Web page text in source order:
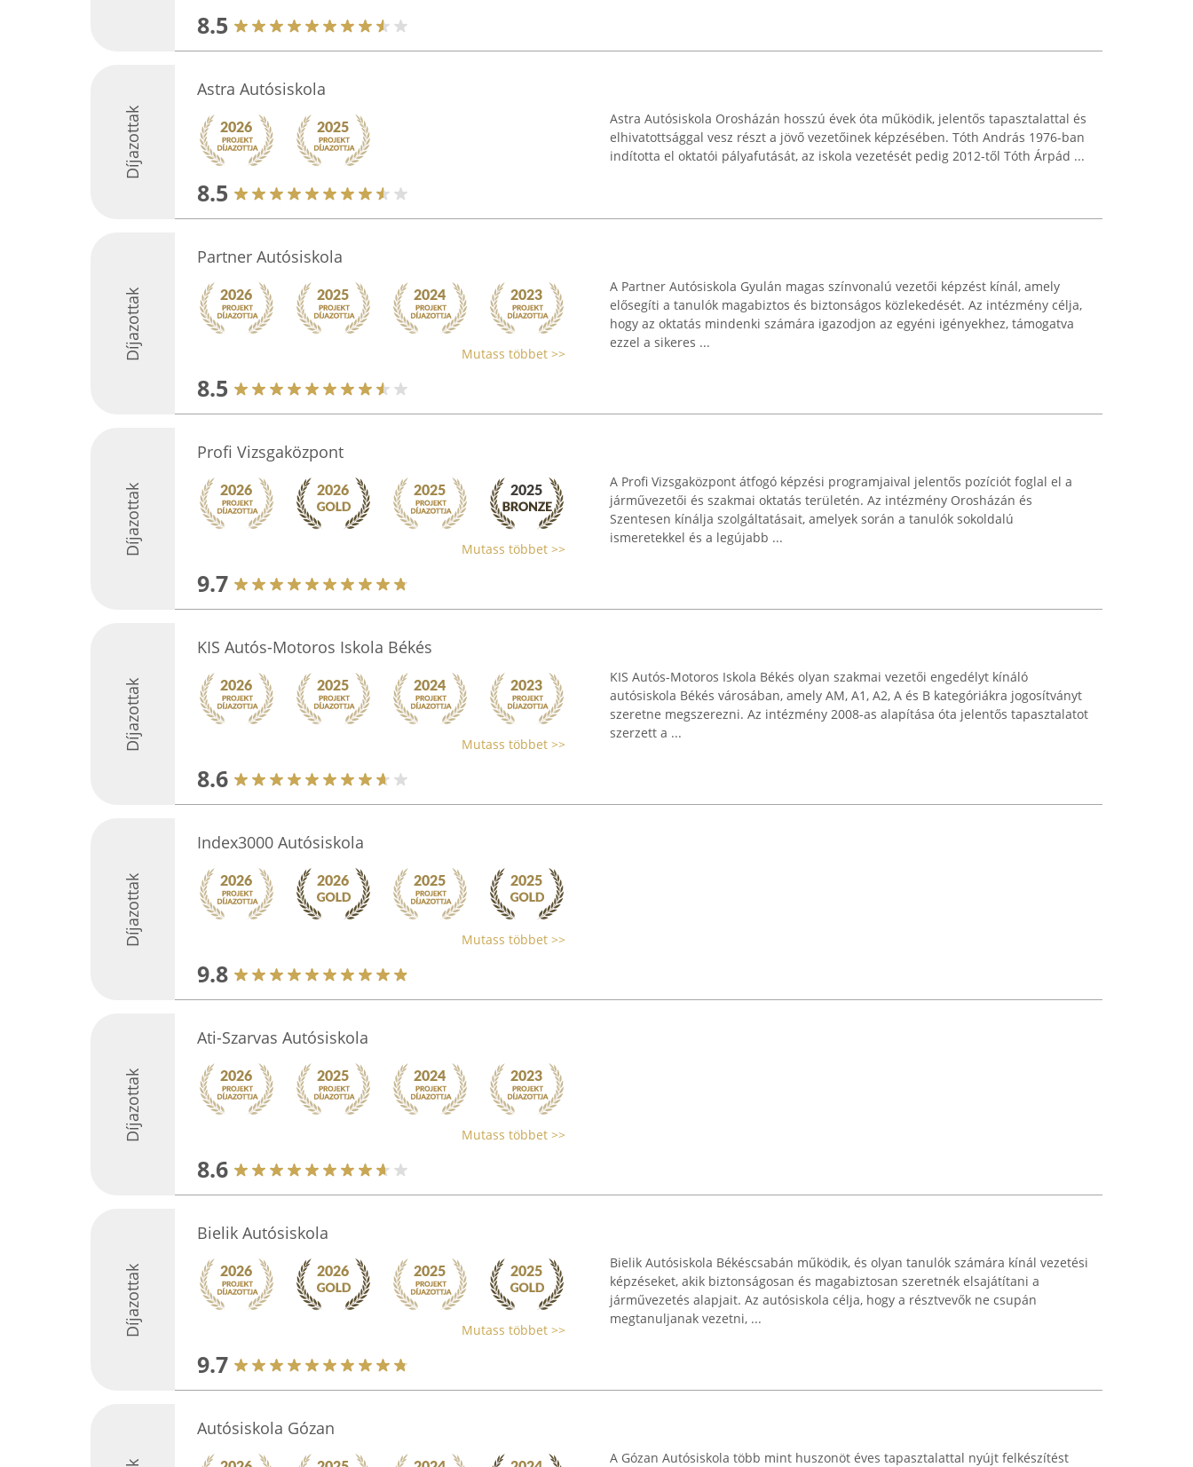
8.5
Díjazottak
Astra Autósiskola
8.5
Astra Autósiskola Orosházán hosszú évek óta működik, jelentős tapasztalattal és
elhivatottsággal vesz részt a jövő vezetőinek képzésében. Tóth András 1976-ban
indította el oktatói pályafutását, az iskola vezetését pedig 2012-től Tóth Árpád ...
Díjazottak
Partner Autósiskola
Mutass többet >>
8.5
A Partner Autósiskola Gyulán magas színvonalú vezetői képzést kínál, amely
elősegíti a tanulók magabiztos és biztonságos közlekedését. Az intézmény célja,
hogy az oktatás mindenki számára igazodjon az egyéni igényekhez, támogatva
ezzel a sikeres ...
Díjazottak
Profi Vizsgaközpont
Mutass többet >>
9.7
A Profi Vizsgaközpont átfogó képzési programjaival jelentős pozíciót foglal el a
járművezetői és szakmai oktatás területén. Az intézmény Orosházán és
Szentesen kínálja szolgáltatásait, amelyek során a tanulók sokoldalú
ismeretekkel és a legújabb ...
Díjazottak
KIS Autós-Motoros Iskola Békés
Mutass többet >>
8.6
KIS Autós-Motoros Iskola Békés olyan szakmai vezetői engedélyt kínáló
autósiskola Békés városában, amely AM, A1, A2, A és B kategóriákra jogosítványt
szeretne megszerezni. Az intézmény 2008-as alapítása óta jelentős tapasztalatot
szerzett a ...
Díjazottak
Index3000 Autósiskola
Mutass többet >>
9.8
Díjazottak
Ati-Szarvas Autósiskola
Mutass többet >>
8.6
Díjazottak
Bielik Autósiskola
Mutass többet >>
9.7
Bielik Autósiskola Békéscsabán működik, és olyan tanulók számára kínál vezetési
képzéseket, akik biztonságosan és magabiztosan szeretnék elsajátítani a
járművezetés alapjait. Az autósiskola célja, hogy a résztvevők ne csupán
megtanuljanak vezetni, ...
Autósiskola Gózan
A Gózan Autósiskola több mint huszonöt éves tapasztalattal nyújt felkészítést